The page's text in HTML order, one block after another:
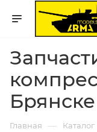
Брянске
Главная — Каталог